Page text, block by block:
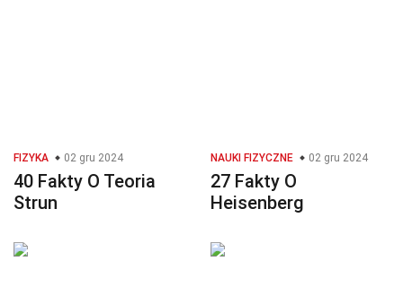
FIZYKA 02 gru 2024
40 Fakty O Teoria
Strun
NAUKI FIZYCZNE 02 gru 2024
27 Fakty O
Heisenberg